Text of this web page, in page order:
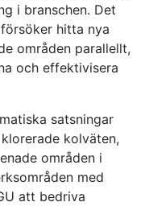
i branschen. Det
hitta nya
områden parallellt,
och effektivisera
satsningar
kolväten,
områden i
med
att bedriva